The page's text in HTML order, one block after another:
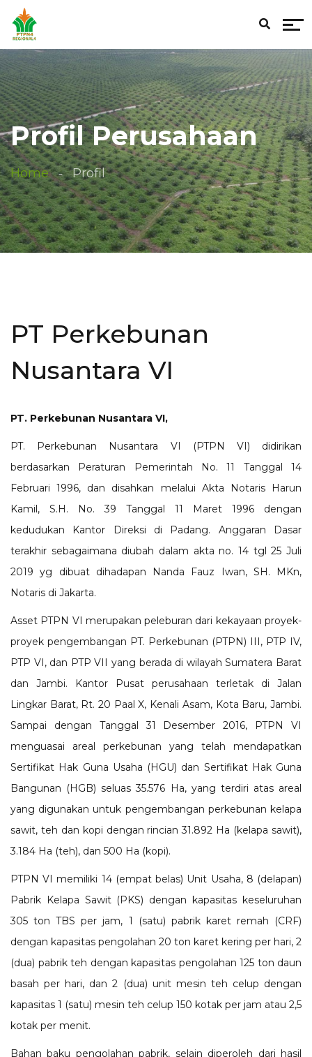
Profil Perusahaan
Home Profil
PT Perkebunan
Nusantara VI
PT. Perkebunan Nusantara VI,
PT. Perkebunan Nusantara VI (PTPN VI) didirikan
berdasarkan Peraturan Pemerintah No. 11 Tanggal 14
Februari 1996, dan disahkan melalui Akta Notaris Harun
Kamil, S.H. No. 39 Tanggal 11 Maret 1996 dengan
kedudukan Kantor Direksi di Padang. Anggaran Dasar
terakhir sebagaimana diubah dalam akta no. 14 tgl 25 Juli
2019 yg dibuat dihadapan Nanda Fauz Iwan, SH. MKn,
Notaris di Jakarta.
Asset PTPN VI merupakan peleburan dari kekayaan proyek-
proyek pengembangan PT. Perkebunan (PTPN) III, PTP IV,
PTP VI, dan PTP VII yang berada di wilayah Sumatera Barat
dan Jambi. Kantor Pusat perusahaan terletak di Jalan
Lingkar Barat, Rt. 20 Paal X, Kenali Asam, Kota Baru, Jambi.
Sampai dengan Tanggal 31 Desember 2016, PTPN VI
menguasai areal perkebunan yang telah mendapatkan
Sertifikat Hak Guna Usaha (HGU) dan Sertifikat Hak Guna
Bangunan (HGB) seluas 35.576 Ha, yang terdiri atas areal
yang digunakan untuk pengembangan perkebunan kelapa
sawit, teh dan kopi dengan rincian 31.892 Ha (kelapa sawit),
3.184 Ha (teh), dan 500 Ha (kopi).
PTPN VI memiliki 14 (empat belas) Unit Usaha, 8 (delapan)
Pabrik Kelapa Sawit (PKS) dengan kapasitas keseluruhan
305 ton TBS per jam, 1 (satu) pabrik karet remah (CRF)
dengan kapasitas pengolahan 20 ton karet kering per hari, 2
(dua) pabrik teh dengan kapasitas pengolahan 125 ton daun
basah per hari, dan 2 (dua) unit mesin teh celup dengan
kapasitas 1 (satu) mesin teh celup 150 kotak per jam atau 2,5
kotak per menit.
Bahan baku pengolahan pabrik, selain diperoleh dari hasil